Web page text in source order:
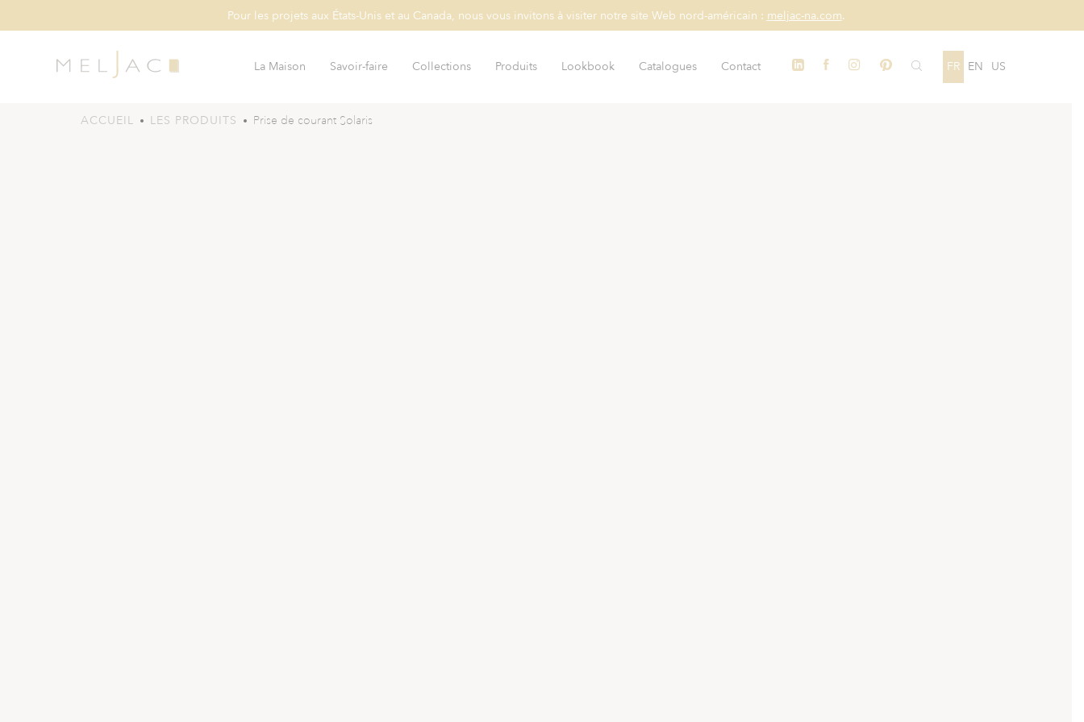
Pour les projets aux États-Unis et au Canada, nous vous invitons à visiter notre site Web nord-américain : meljac-na.com.
La Maison Savoir-faire Collections Produits Lookbook Catalogues Contact FR EN US
ACCUEIL LES PRODUITS Prise de courant Solaris